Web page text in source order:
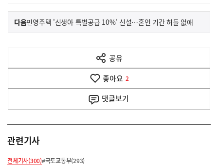
이
전
다
음
다음기
사
민영주택 '신생아 특별공급 10%' 신설…혼인 기간 허들 없애
공유
열
기
좋아요 2
댓글보기
관련기사
전체기사(300)#국토교통부(293)